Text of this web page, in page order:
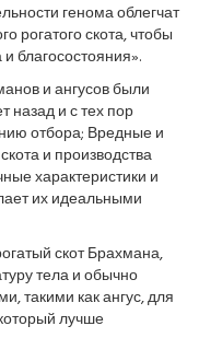
генома облегчат
рогатого скота, чтобы
благосостояния».
и ангусов были
назад и с тех пор
отбора; Вредные и
и производства
характеристики и
их идеальными
скот Брахмана,
тела и обычно
такими как ангус, для
лучше